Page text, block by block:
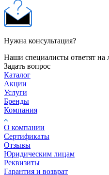
Нужна консультация?
Наши специалисты ответят
Задать вопрос
Каталог
Акции
Услуги
Бренды
Компания
О компании
Сертификаты
Отзывы
Юридическим лицам
Реквизиты
Гарантия и возврат